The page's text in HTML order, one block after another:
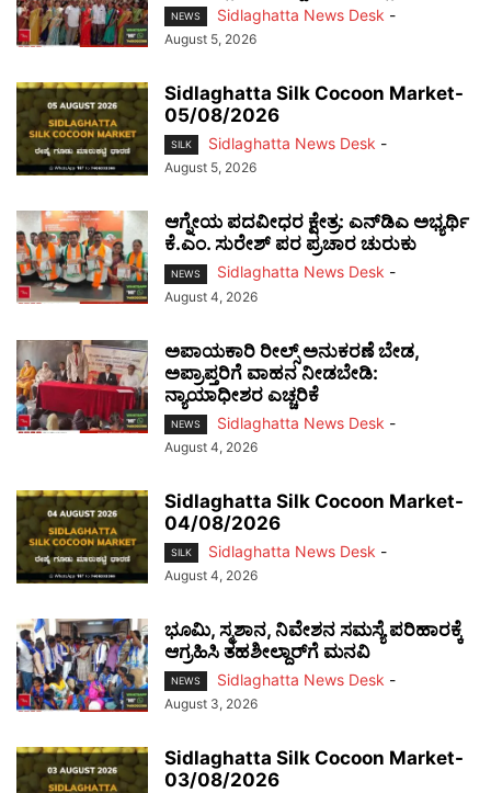
NEWS Sidlaghatta News Desk -
August 5, 2026
Sidlaghatta Silk Cocoon Market-
05/08/2026
SILK Sidlaghatta News Desk -
August 5, 2026
ಆಗ್ನೇಯ ಪದವೀಧರ ಕ್ಷೇತ್ರ: ಎನ್‌ಡಿಎ ಅಭ್ಯರ್ಥಿ
ಕೆ.ಎಂ. ಸುರೇಶ್ ಪರ ಪ್ರಚಾರ ಚುರುಕು
NEWS Sidlaghatta News Desk -
August 4, 2026
ಅಪಾಯಕಾರಿ ರೀಲ್ಸ್ ಅನುಕರಣೆ ಬೇಡ,
ಅಪ್ರಾಪ್ತರಿಗೆ ವಾಹನ ನೀಡಬೇಡಿ:
ನ್ಯಾಯಾಧೀಶರ ಎಚ್ಚರಿಕೆ
NEWS Sidlaghatta News Desk -
August 4, 2026
Sidlaghatta Silk Cocoon Market-
04/08/2026
SILK Sidlaghatta News Desk -
August 4, 2026
ಭೂಮಿ, ಸ್ಮಶಾನ, ನಿವೇಶನ ಸಮಸ್ಯೆ ಪರಿಹಾರಕ್ಕೆ
ಆಗ್ರಹಿಸಿ ತಹಶೀಲ್ದಾರ್‌ಗೆ ಮನವಿ
NEWS Sidlaghatta News Desk -
August 3, 2026
Sidlaghatta Silk Cocoon Market-
03/08/2026